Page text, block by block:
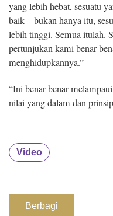
yang lebih hebat, sesuatu
baik—bukan hanya itu,
lebih tinggi. Semua itulah.
pertunjukan kami benar-
menghidupkannya.”
“Ini benar-benar
nilai yang dalam dan
Video
Berbagi